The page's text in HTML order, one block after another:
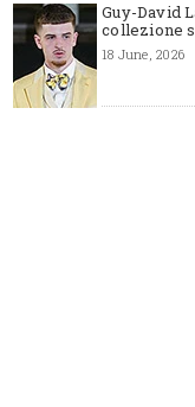
Guy-David
collezione
18 June, 2026